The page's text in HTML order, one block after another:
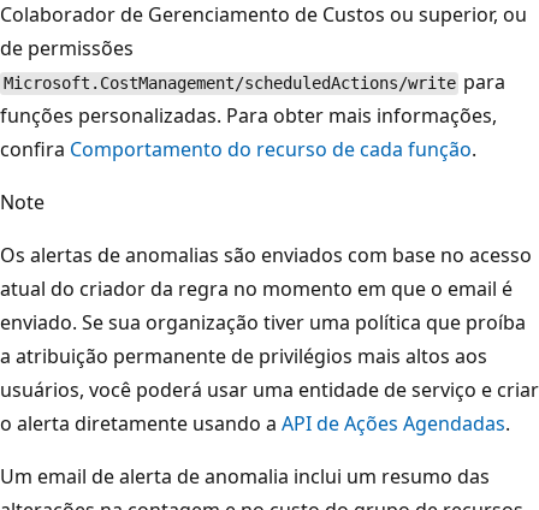
Colaborador de Gerenciamento de Custos ou superior, ou
de permissões
Microsoft.CostManagement/scheduledActions/write para
funções personalizadas. Para obter mais informações,
confira Comportamento do recurso de cada função.
Note
Os alertas de anomalias são enviados com base no acesso
atual do criador da regra no momento em que o email é
enviado. Se sua organização tiver uma política que proíba
a atribuição permanente de privilégios mais altos aos
usuários, você poderá usar uma entidade de serviço e criar
o alerta diretamente usando a API de Ações Agendadas.
Um email de alerta de anomalia inclui um resumo das